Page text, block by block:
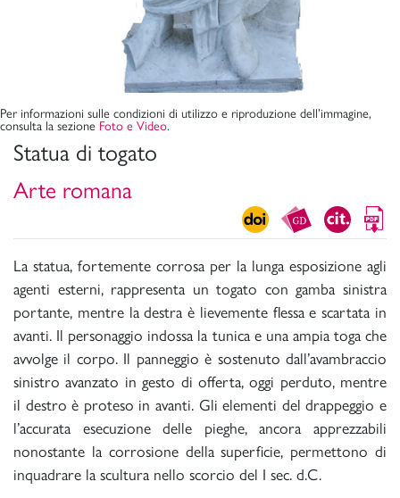
Statua di togato
Arte romana
La statua, fortemente corrosa per la lunga esposizione agli
agenti esterni, rappresenta un togato con gamba sinistra
portante, mentre la destra è lievemente flessa e scartata in
avanti. Il personaggio indossa la tunica e una ampia toga che
avvolge il corpo. Il panneggio è sostenuto dall’avambraccio
sinistro avanzato in gesto di offerta, oggi perduto, mentre
il destro è proteso in avanti. Gli elementi del drappeggio e
l’accurata esecuzione delle pieghe, ancora apprezzabili
nonostante la corrosione della superficie, permettono di
inquadrare la scultura nello scorcio del I sec. d.C.
Per informazioni sulle condizioni di utilizzo e riproduzione dell’immagine,
consulta la sezione Foto e Video.